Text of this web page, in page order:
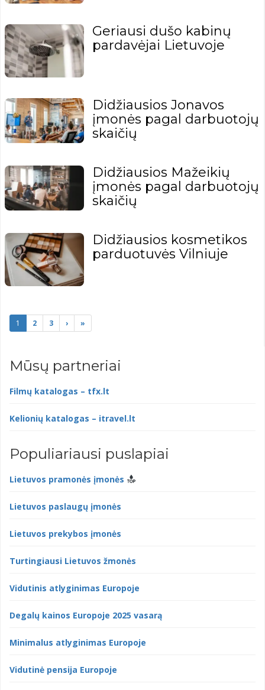
Geriausi dušo kabinų
pardavėjai Lietuvoje
Didžiausios Jonavos
įmonės pagal darbuotojų
skaičių
Didžiausios Mažeikių
įmonės pagal darbuotojų
skaičių
Didžiausios kosmetikos
parduotuvės Vilniuje
1 2 3 › »
Mūsų partneriai
Filmų katalogas – tfx.lt
Kelionių katalogas – itravel.lt
Populiariausi puslapiai
Lietuvos pramonės įmonės
Lietuvos paslaugų įmonės
Lietuvos prekybos įmonės
Turtingiausi Lietuvos žmonės
Vidutinis atlyginimas Europoje
Degalų kainos Europoje 2025 vasarą
Minimalus atlyginimas Europoje
Vidutinė pensija Europoje